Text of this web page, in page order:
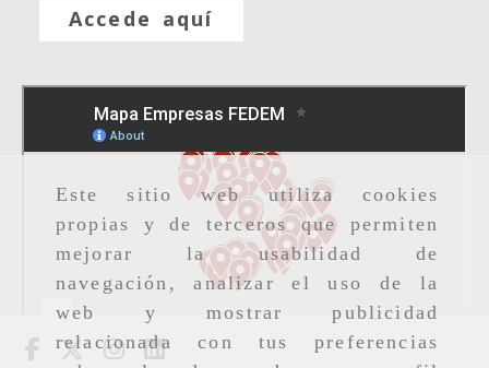
Este sitio web utiliza cookies
propias y de terceros que permiten
mejorar la usabilidad de
navegación, analizar el uso de la
web y mostrar publicidad
relacionada con tus preferencias
Accede aquí